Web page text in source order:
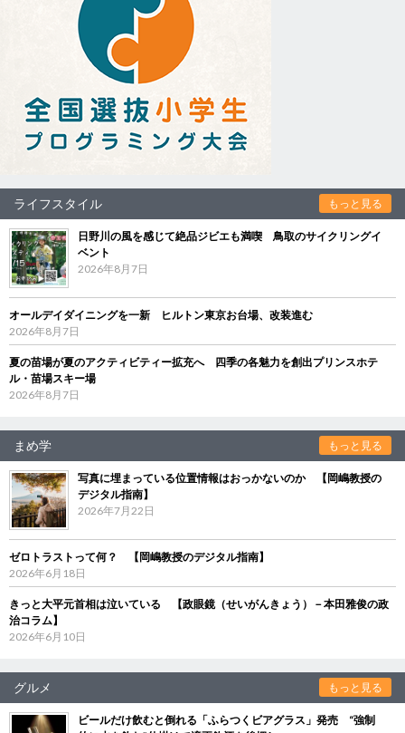
ライフスタイル もっと見る
日野川の風を感じて絶品ジビエも満喫 鳥取のサイクリングイ
ベント
2026年8月7日
オールデイダイニングを一新 ヒルトン東京お台場、改装進む
2026年8月7日
夏の苗場が夏のアクティビティー拡充へ 四季の各魅力を創出プリンスホテ
ル・苗場スキー場
2026年8月7日
まめ学 もっと見る
写真に埋まっている位置情報はおっかないのか 【岡嶋教授の
デジタル指南】
2026年7月22日
ゼロトラストって何？ 【岡嶋教授のデジタル指南】
2026年6月18日
きっと大平元首相は泣いている 【政眼鏡（せいがんきょう）－本田雅俊の政
治コラム】
2026年6月10日
グルメ もっと見る
ビールだけ飲むと倒れる「ふらつくビアグラス」発売 “強制